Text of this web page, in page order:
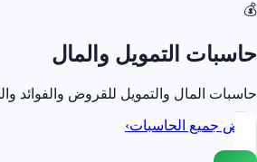
💰
حاسبات التمويل والمال
حاسبات المال والتمويل للقروض والفوائد
عرض جميع الحاسبات›